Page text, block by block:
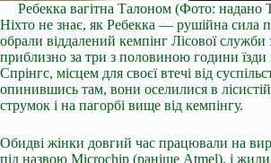
Ребекка вагітна Талоном (Фото: надано
Ніхто не знає, як Ребекка — рушійна сила
обрали віддалений кемпінг Лісової
приблизно за три з половиною години їзди
Спрінгс, місцем для своєї втечі від
опинившись там, вони оселилися в лісистій
струмок і на пагорбі вище від кемпінгу.
Обидві жінки довгий час працювали на
під назвою Microchip (раніше Atmel), і жили